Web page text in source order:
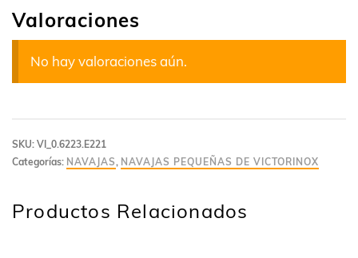
Valoraciones
No hay valoraciones aún.
SKU: VI_0.6223.E221
Categorías: NAVAJAS, NAVAJAS PEQUEÑAS DE VICTORINOX
Productos Relacionados